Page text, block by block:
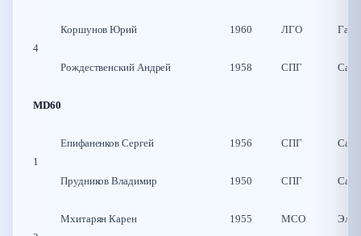
4
Коршунов Юрий 1960 ЛГО
Рождественский Андрей 1958 СПГ
MD60
1
Епифаненков Сергей 1956 СПГ
Прудников Владимир 1950 СПГ
Мхитарян Карен 1955 МСО